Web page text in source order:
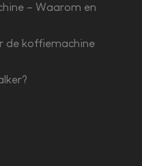
– Waarom en
de koffiemachine